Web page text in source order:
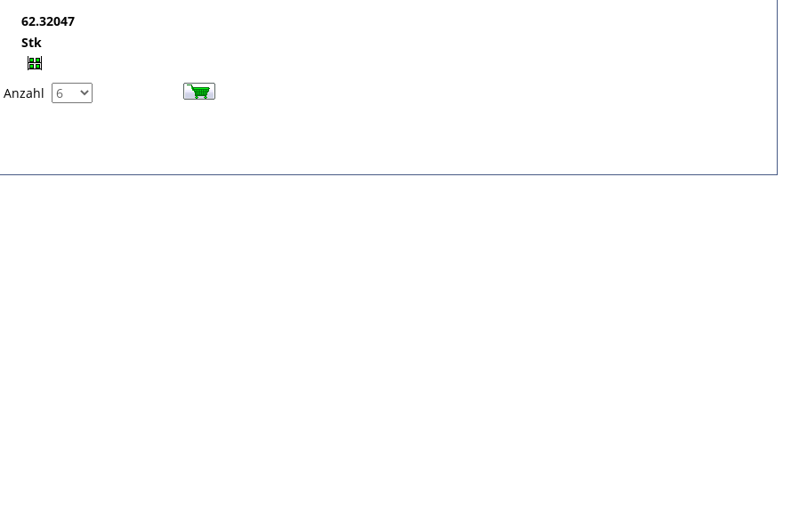
62.32047
Stk
Anzahl